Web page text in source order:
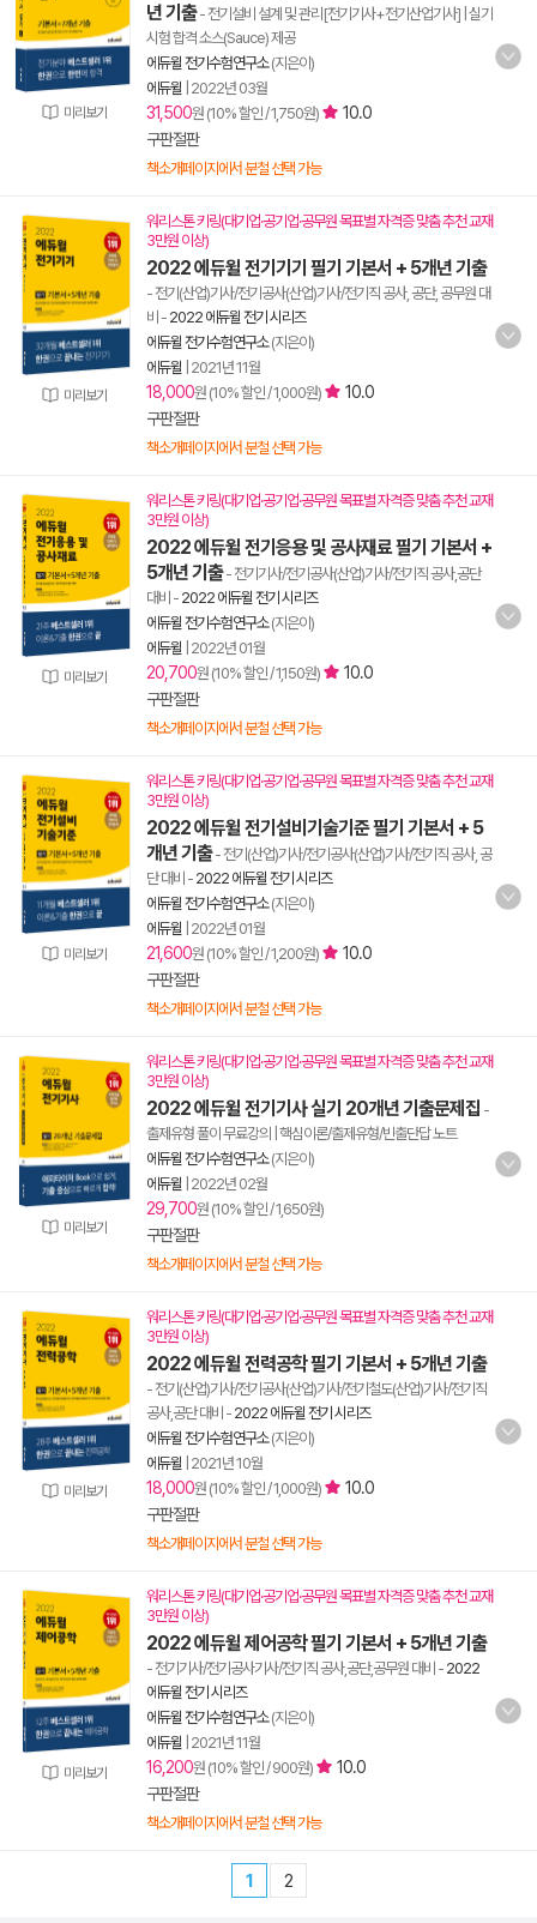
미리보기
년 기출- 전기설비 설계 및 관리[전기기사+전기산업기사] | 실기
시험 합격 소스(Sauce) 제공
에듀윌 전기수험연구소(지은이)
에듀윌 2022년 03월
31,500원 (10% 할인 / 1,750원)
10.0
구판절판
책소개페이지에서 분철 선택 가능
미리보기
워리스톤 키링(대기업·공기업·공무원 목표별 자격증 맞춤 추천 교재
3만원 이상)
2022 에듀윌 전기기기 필기 기본서 + 5개년 기출
- 전기(산업)기사/전기공사(산업)기사/전기직 공사, 공단, 공무원 대
비 - 2022 에듀윌 전기 시리즈
에듀윌 전기수험연구소(지은이)
에듀윌 2021년 11월
18,000원 (10% 할인 / 1,000원)
10.0
구판절판
책소개페이지에서 분철 선택 가능
미리보기
워리스톤 키링(대기업·공기업·공무원 목표별 자격증 맞춤 추천 교재
3만원 이상)
2022 에듀윌 전기응용 및 공사재료 필기 기본서 +
5개년 기출- 전기기사/전기공사(산업)기사/전기직 공사,공단
대비 - 2022 에듀윌 전기 시리즈
에듀윌 전기수험연구소(지은이)
에듀윌 2022년 01월
20,700원 (10% 할인 / 1,150원)
10.0
구판절판
책소개페이지에서 분철 선택 가능
미리보기
워리스톤 키링(대기업·공기업·공무원 목표별 자격증 맞춤 추천 교재
3만원 이상)
2022 에듀윌 전기설비기술기준 필기 기본서 + 5
개년 기출- 전기(산업)기사/전기공사(산업)기사/전기직 공사, 공
단 대비 - 2022 에듀윌 전기 시리즈
에듀윌 전기수험연구소(지은이)
에듀윌 2022년 01월
21,600원 (10% 할인 / 1,200원)
10.0
구판절판
책소개페이지에서 분철 선택 가능
미리보기
워리스톤 키링(대기업·공기업·공무원 목표별 자격증 맞춤 추천 교재
3만원 이상)
2022 에듀윌 전기기사 실기 20개년 기출문제집 -
출제유형 풀이 무료강의 | 핵심이론/출제유형/빈출단답 노트
에듀윌 전기수험연구소(지은이)
에듀윌 2022년 02월
29,700원 (10% 할인 / 1,650원)
구판절판
책소개페이지에서 분철 선택 가능
미리보기
워리스톤 키링(대기업·공기업·공무원 목표별 자격증 맞춤 추천 교재
3만원 이상)
2022 에듀윌 전력공학 필기 기본서 + 5개년 기출
- 전기(산업)기사/전기공사(산업)기사/전기철도(산업)기사/전기직
공사,공단 대비 - 2022 에듀윌 전기 시리즈
에듀윌 전기수험연구소(지은이)
에듀윌 2021년 10월
18,000원 (10% 할인 / 1,000원)
10.0
구판절판
책소개페이지에서 분철 선택 가능
미리보기
워리스톤 키링(대기업·공기업·공무원 목표별 자격증 맞춤 추천 교재
3만원 이상)
2022 에듀윌 제어공학 필기 기본서 + 5개년 기출
- 전기기사/전기공사기사/전기직 공사,공단,공무원 대비 - 2022
에듀윌 전기 시리즈
에듀윌 전기수험연구소(지은이)
에듀윌 2021년 11월
16,200원 (10% 할인 / 900원)
10.0
구판절판
책소개페이지에서 분철 선택 가능
1 2